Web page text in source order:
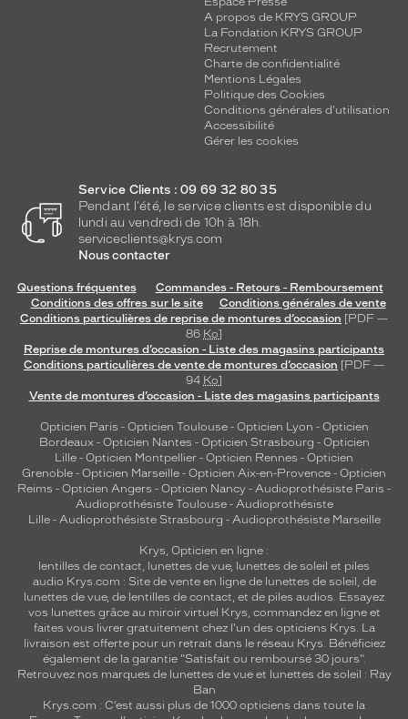
A propos de KRYS GROUP
La Fondation KRYS GROUP
Recrutement
Charte de confidentialité
Mentions Légales
Politique des Cookies
Conditions générales d'utilisation
Accessibilité
Gérer les cookies
Service Clients : 09 69 32 80 35
Pendant l'été, le service clients est disponible du
lundi au vendredi de 10h à 18h.
serviceclients@krys.com
Nous contacter
Questions fréquentes
Commandes - Retours - Remboursement
Conditions des offres sur le site
Conditions générales de vente
Conditions particulières de reprise de montures d’occasion [PDF —
86 Ko]
Reprise de montures d’occasion - Liste des magasins participants
Conditions particulières de vente de montures d’occasion [PDF —
94 Ko]
Vente de montures d’occasion - Liste des magasins participants
Opticien Paris - Opticien Toulouse- Opticien Lyon - Opticien
Bordeaux- Opticien Nantes - Opticien Strasbourg - Opticien
Lille - Opticien Montpellier - Opticien Rennes - Opticien
Grenoble - Opticien Marseille - Opticien Aix-en-Provence - Opticien
Reims - Opticien Angers - Opticien Nancy - Audioprothésiste Paris -
Audioprothésiste Toulouse- Audioprothésiste
Lille- Audioprothésiste Strasbourg - Audioprothésiste Marseille
Krys, Opticien en ligne :
lentilles de contact, lunettes de vue, lunettes de soleil et piles
audio Krys.com : Site de vente en ligne de lunettes de soleil, de
lunettes de vue, de lentilles de contact, et de piles audios. Essayez
vos lunettes grâce au miroir virtuel Krys, commandez en ligne et
faites vous livrer gratuitement chez l'un des opticiens Krys. La
livraison est offerte pour un retrait dans le réseau Krys. Bénéficiez
également de la garantie "Satisfait ou remboursé 30 jours".
Retrouvez nos marques de lunettes de vue et lunettes de soleil : Ray
Ban
Krys.com : C’est aussi plus de 1000 opticiens dans toute la